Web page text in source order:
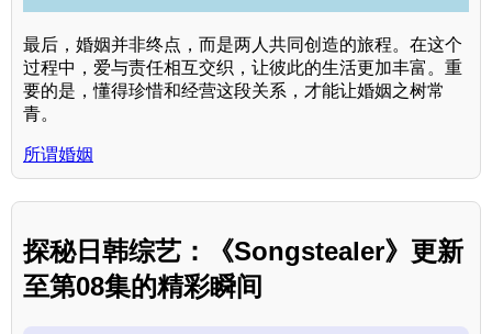
最后，婚姻并非终点，而是两人共同创造的旅程。在这个
过程中，爱与责任相互交织，让彼此的生活更加丰富。重
要的是，懂得珍惜和经营这段关系，才能让婚姻之树常
青。
所谓婚姻
探秘日韩综艺：《Songstealer》更新
至第08集的精彩瞬间